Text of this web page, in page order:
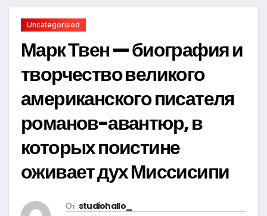
Uncategorised
Марк Твен — биография и
творчество великого
американского писателя
романов-авантюр, в
которых поистине
оживает дух Миссисипи
От studiohallo_